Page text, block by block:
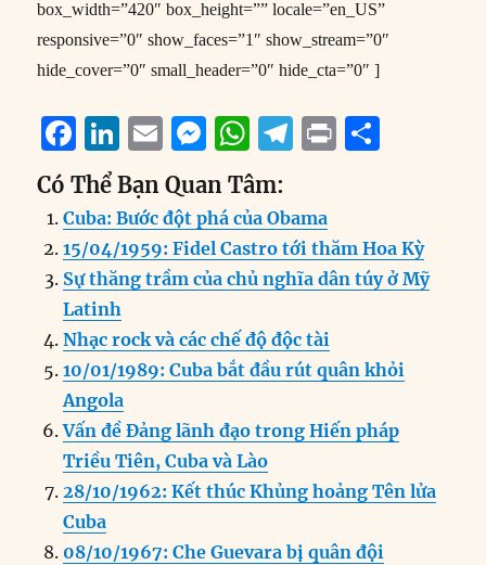
box_width=”420″ box_height=”” locale=”en_US”
responsive=”0″ show_faces=”1″ show_stream=”0″
hide_cover=”0″ small_header=”0″ hide_cta=”0″ ]
F
a
c
e
b
o
o
k
Li
n
k
e
d
I
n
E
m
ai
l
M
e
ss
e
n
er
W
h
at
s
A
p
T
e
g
r
m
P
t
re
Có Thể Bạn Quan Tâm:
Cuba: Bước đột phá của Obama
15/04/1959: Fidel Castro tới thăm Hoa Kỳ
Sự thăng trầm của chủ nghĩa dân túy ở Mỹ
Latinh
Nhạc rock và các chế độ độc tài
10/01/1989: Cuba bắt đầu rút quân khỏi
Angola
Vấn đề Đảng lãnh đạo trong Hiến pháp
Triều Tiên, Cuba và Lào
28/10/1962: Kết thúc Khủng hoảng Tên lửa
Cuba
08/10/1967: Che Guevara bị quân đội